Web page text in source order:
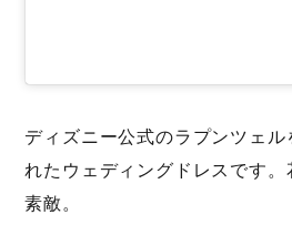
ディズニー公式のラプンツェル
れたウェディングドレスです
素敵。